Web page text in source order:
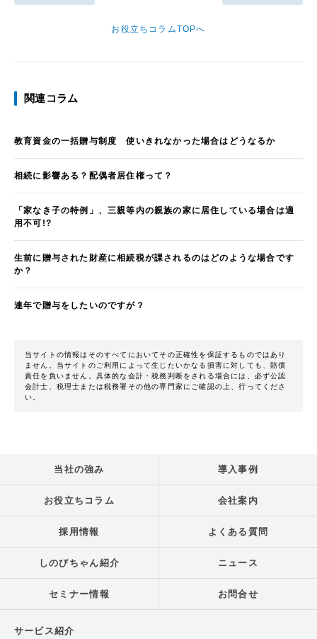
お役立ちコラムTOPへ
関連コラム
教育資金の一括贈与制度 使いきれなかった場合はどうなるか
相続に影響ある？配偶者居住権って？
「家なき子の特例」、三親等内の親族の家に居住している場合は適
用不可!?
生前に贈与された財産に相続税が課されるのはどのような場合です
か？
連年で贈与をしたいのですが？
当サイトの情報はそのすべてにおいてその正確性を保証するものではあり
ません。当サイトのご利用によって生じたいかなる損害に対しても、賠償
責任を負いません。具体的な会計・税務判断をされる場合には、必ず公認
会計士、税理士または税務署その他の専門家にご確認の上、行ってくださ
い。
当社の強み 導入事例
お役立ちコラム 会社案内
採用情報 よくある質問
しのびちゃん紹介 ニュース
セミナー情報 お問合せ
サービス紹介